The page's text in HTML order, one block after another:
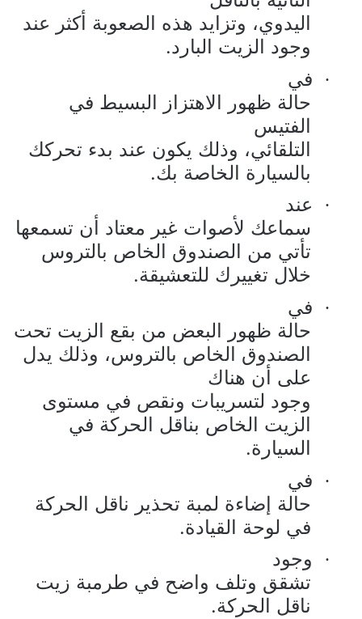
اليدوي، وتزايد هذه الصعوبة أكثر عند
وجود الزيت البارد.
·
في
حالة ظهور الاهتزاز البسيط في
الفتيس
التلقائي، وذلك يكون عند بدء تحركك
بالسيارة الخاصة بك.
·
عند
سماعك لأصوات غير معتاد أن تسمعها
تأتي من الصندوق الخاص بالتروس
خلال تغييرك للتعشيقة.
·
في
حالة ظهور البعض من بقع الزيت تحت
الصندوق الخاص بالتروس، وذلك يدل
على أن هناك
وجود لتسريبات ونقص في مستوى
الزيت الخاص بناقل الحركة في
السيارة.
·
في
حالة إضاءة لمبة تحذير ناقل الحركة
في لوحة القيادة.
·
وجود
تشقق وتلف واضح في طرمبة زيت
ناقل الحركة.